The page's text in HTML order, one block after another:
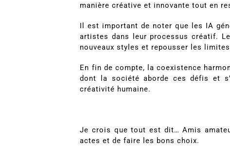
manière créative et innovante tout en
Il est important de noter que les IA
artistes dans leur processus créatif.
nouveaux styles et repousser les
En fin de compte, la coexistence
dont la société aborde ces défis et
créativité humaine.
Je crois que tout est dit… Amis
actes et de faire les bons choix.